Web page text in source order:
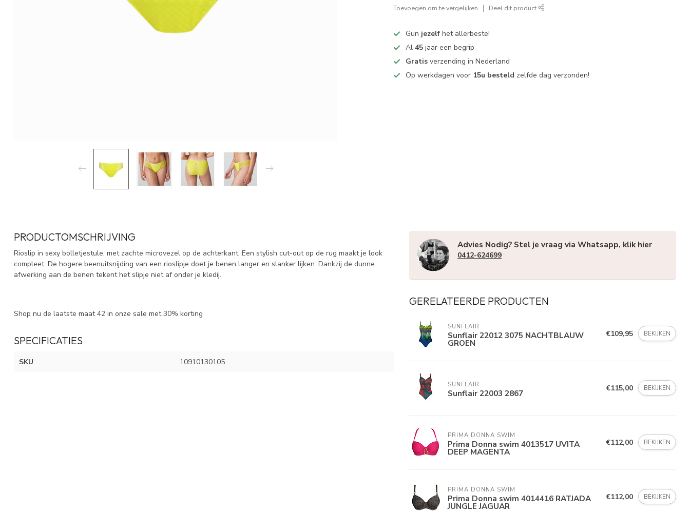
Toevoegen om te vergelijken Deel dit product
Gun jezelf het allerbeste!
Al45 jaar een begrip
Gratis verzending in Nederland
Op werkdagen voor 15u besteld zelfde dag verzonden!
PRODUCTOMSCHRIJVING
Rioslip in sexy bolletjestule, met zachte microvezel op de achterkant. Een stylish cut-out op de rug maakt je look
compleet. De hogere beenuitsnijding van een rioslipje doet je benen langer en slanker lijken. Dankzij de dunne
afwerking aan de benen tekent het slipje niet af onder je kledij.
Shop nu de laatste maat 42 in onze sale met 30% korting
SPECIFICATIES
SKU 10910130105
Advies Nodig? Stel je vraag via Whatsapp, klik hier
0412-624699
GERELATEERDE PRODUCTEN
SUNFLAIR
Sunflair 22012 3075 NACHTBLAUW
GROEN
€109,95 BEKIJKEN
SUNFLAIR
Sunflair 22003 2867 €115,00 BEKIJKEN
PRIMA DONNA SWIM
Prima Donna swim 4013517 UVITA
DEEP MAGENTA
€112,00 BEKIJKEN
PRIMA DONNA SWIM
Prima Donna swim 4014416 RATJADA
JUNGLE JAGUAR
€112,00 BEKIJKEN